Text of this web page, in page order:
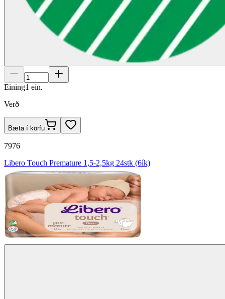
Eining1 ein.
Verð
Bæta í körfu
7976
Libero Touch Premature 1,5-2,5kg 24stk (6ík)